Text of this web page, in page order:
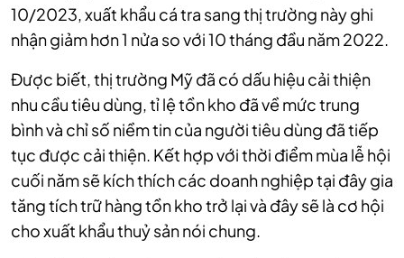
10/2023, xuất khẩu cá tra sang thị trường này ghi
nhận giảm hơn 1 nửa so với 10 tháng đầu năm 2022.
Được biết, thị trường Mỹ đã có dấu hiệu cải thiện
nhu cầu tiêu dùng, tỉ lệ tồn kho đã về mức trung
bình và chỉ số niềm tin của người tiêu dùng đã tiếp
tục được cải thiện. Kết hợp với thời điểm mùa lễ hội
cuối năm sẽ kích thích các doanh nghiệp tại đây gia
tăng tích trữ hàng tồn kho trở lại và đây sẽ là cơ hội
cho xuất khẩu thuỷ sản nói chung.